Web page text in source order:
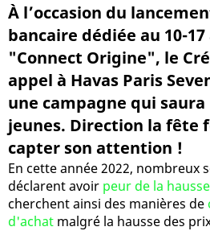
À l’occasion du
bancaire dédiée au 10-
"Connect Origine", le
appel à Havas Paris
une campagne qui
jeunes. Direction la fête
capter son attention !
En cette année 2022, nombreux
déclarent avoir peur de la
cherchent ainsi des manières de
d'achat malgré la hausse des